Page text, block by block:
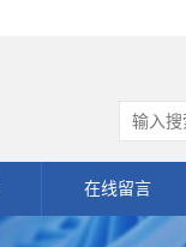
在线留言